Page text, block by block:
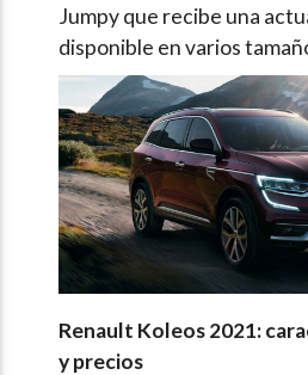
Jumpy que recibe una
disponible en varios
Renault Koleos 2021:
y precios